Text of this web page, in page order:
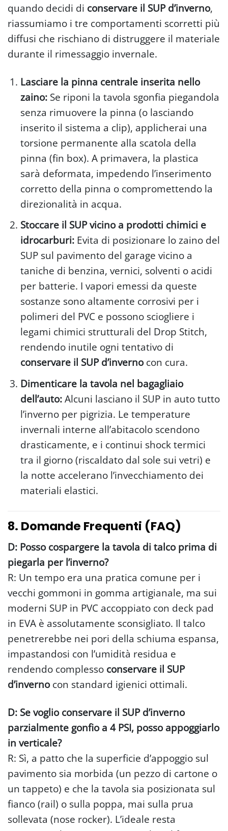
quando decidi di conservare il SUP d’inverno,
riassumiamo i tre comportamenti scorretti più
diffusi che rischiano di distruggere il materiale
durante il rimessaggio invernale.
Lasciare la pinna centrale inserita nello
zaino:Se riponi la tavola sgonfia piegandola
senza rimuovere la pinna (o lasciando
inserito il sistema a clip), applicherai una
torsione permanente alla scatola della
pinna (fin box). A primavera, la plastica
sarà deformata, impedendo l’inserimento
corretto della pinna o compromettendo la
direzionalità in acqua.
Stoccare il SUP vicino a prodotti chimici e
idrocarburi:Evita di posizionare lo zaino del
SUP sul pavimento del garage vicino a
taniche di benzina, vernici, solventi o acidi
per batterie. I vapori emessi da queste
sostanze sono altamente corrosivi per i
polimeri del PVC e possono sciogliere i
legami chimici strutturali del Drop Stitch,
rendendo inutile ogni tentativo di
conservare il SUP d’invernocon cura.
Dimenticare la tavola nel bagagliaio
dell’auto:Alcuni lasciano il SUP in auto tutto
l’inverno per pigrizia. Le temperature
invernali interne all’abitacolo scendono
drasticamente, e i continui shock termici
tra il giorno (riscaldato dal sole sui vetri) e
la notte accelerano l’invecchiamento dei
materiali elastici.
8. Domande Frequenti (FAQ)
D: Posso cospargere la tavola di talco prima di
piegarla per l’inverno?
R: Un tempo era una pratica comune per i
vecchi gommoni in gomma artigianale, ma sui
moderni SUP in PVC accoppiato con deck pad
in EVA è assolutamente sconsigliato. Il talco
penetrerebbe nei pori della schiuma espansa,
impastandosi con l’umidità residua e
rendendo complesso conservare il SUP
d’invernocon standard igienici ottimali.
D: Se voglio conservare il SUP d’inverno
parzialmente gonfio a 4 PSI, posso appoggiarlo
in verticale?
R: Sì, a patto che la superficie d’appoggio sul
pavimento sia morbida (un pezzo di cartone o
un tappeto) e che la tavola sia posizionata sul
fianco (rail) o sulla poppa, mai sulla prua
sollevata (nose rocker). L’ideale resta